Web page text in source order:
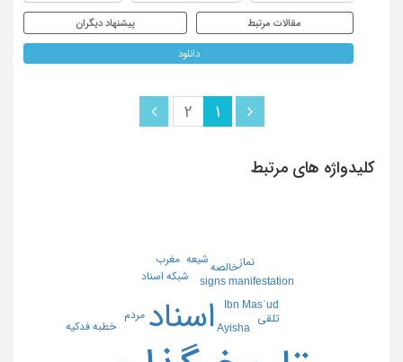
مقالات مرتبط پیشنهاد دیگران
دانلود
1
2
کلیدواژه های مرتبط
اسناد Ayisha
Ibn Masʾud
signs manifestation
تلقی
خالصه
شبکه اسناد
خطبه فدکیه
شیعه
مردم
مغرب نماز